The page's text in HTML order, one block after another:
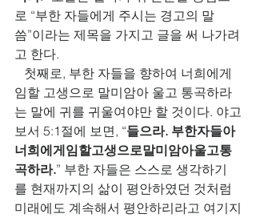
로 “부한 자들에게 주시는 경고의 말
씀”이라는 제목을 가지고 글을 써 나가려
고 한다.
첫째로, 부한 자들을 향하여 너희에게
임할 고생으로 말미암아 울고 통곡하라
는 말에 귀를 귀울여야만 할 것이다. 야고
보서 5:1절에 보면, “들으라. 부한자들아
너희에게임할고생으로말미암아울고통
곡하라.” 부한 자들은 스스로 생각하기
를 현재까지의 삶이 평안하였던 것처럼
미래에도 계속해서 평안하리라고 여기지